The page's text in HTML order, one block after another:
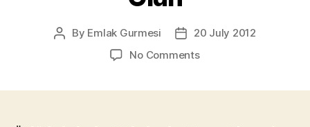
Post
By Emlak Gurmesi
Post20 July 2012
No Commentson